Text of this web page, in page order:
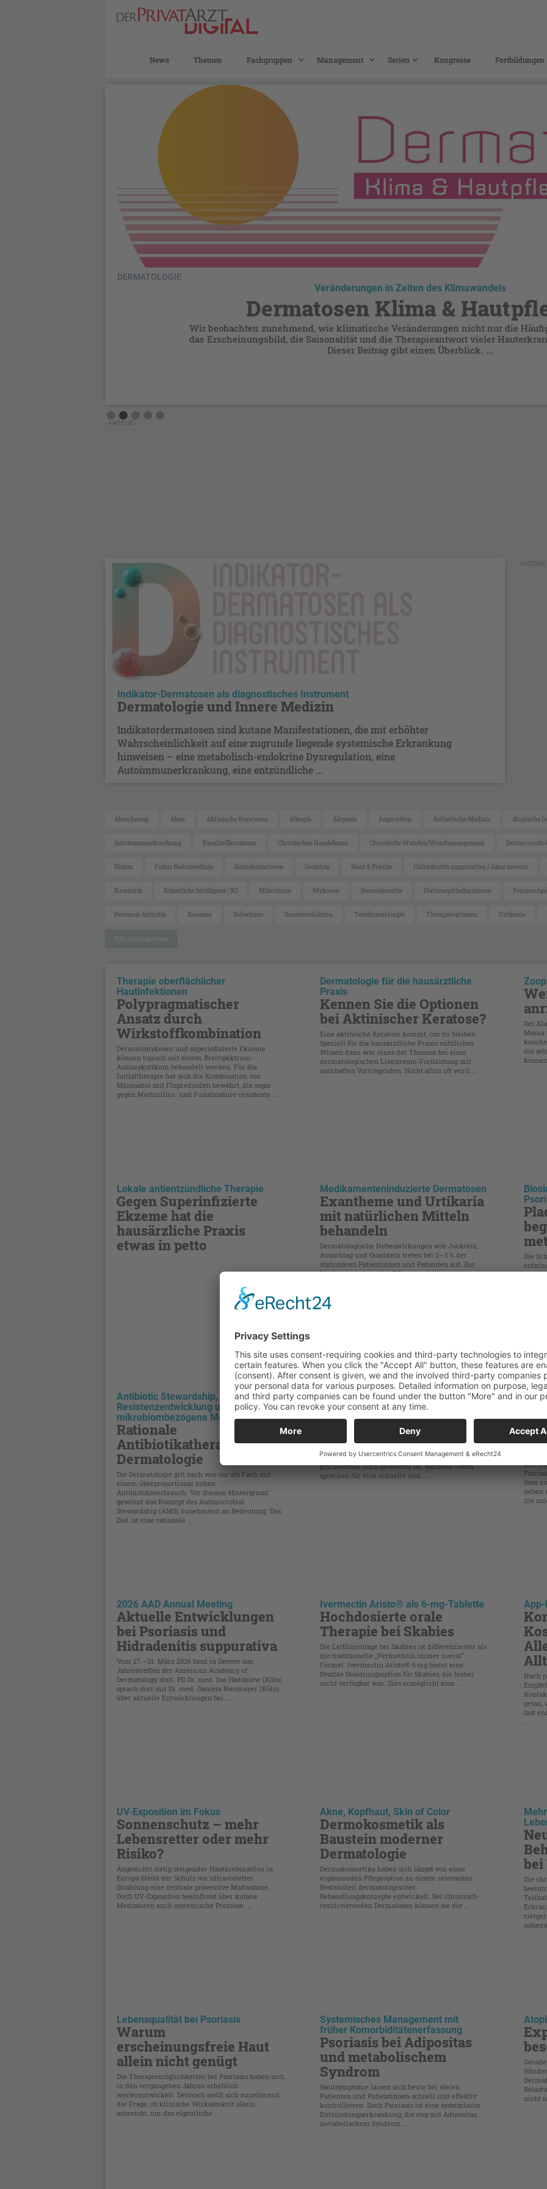
News Themen Fachgruppen Management Serien Kongresse Fortbildungen
DERMATOLOGIE
Veränderungen in Zeiten des Klimawandels
Dermatosen Klima &
Wir beobachten zunehmend, wie klimatische Veränderungen nicht nur die
das Erscheinungsbild, die Saisonalität und die Therapieantwort vieler
Dieser Beitrag gibt einen Überblick. ...
Slide 2 of 5.
- ANZEIGE -
Indikator-Dermatosen als diagnostisches Instrument
Dermatologie und Innere Medizin
Indikatordermatosen sind kutane Manifestationen, die mit erhöhter
Wahrscheinlichkeit auf eine zugrunde liegende systemische Erkrankung
hinweisen – eine metabolisch-endokrine Dysregulation, eine
Autoimmunerkrankung, eine entzündliche ...
- ANZEIGE
Abrechnung Akne Aktinische Keratosen Allergie Alopezie Angioödem Ästhetische Medizin Atopische
Autoimmunerkrankung Basalzellkarzinom Chronisches Handekzem Chronische Wunden/Wundmanagement
Ekzem Fokus Naturmedizin Genodermatosen Geriatrie Haut & Psyche Hidradenitis suppurativa / Akne inversa
Kasuistik Künstliche Intelligenz / KI Mikrobiom Mykosen Neurodermitis Plattenepithelkarzinom
Psoriasis Arthritis Rosazea Schwitzen Sonderredaktion Teledermatologie Therapieoptionen Urtikaria
Therapie oberflächlicher
Hautinfektionen
Polypragmatischer
Ansatz durch
Wirkstoffkombination
Dermatomykosen und superinfizierte Ekzeme
können topisch mit einem Breitspektrum-
Antimykotikum behandelt werden. Für die
Initialtherapie hat sich die Kombination von
Miconazol mit Flupredniden bewährt, die sogar
gegen Methicillin- und Fusidinsäure-resistente ...
Dermatologie für die hausärztliche
Praxis
Kennen Sie die Optionen
bei Aktinischer Keratose?
Eine aktinische Keratose kommt, um zu bleiben.
Speziell für die hausärztliche Praxis nützliches
Wissen dazu war eines der Themen bei einer
dermatologischen Livestream-Fortbildung mit
namhaften Vortragenden. Nicht allzu oft wird ...
Der
Mama
die
Lokale antientzündliche Therapie
Gegen Superinfizierte
Ekzeme hat die
hausärzliche Praxis
etwas in petto
Medikamenteninduzierte Dermatosen
Exantheme und Urtikaria
mit natürlichen Mitteln
behandeln
Dermatologische Nebenwirkungen wie Juckreiz,
Ausschlag und Quaddeln treten bei 2– 5 % der
stationären Patientinnen und Patienten auf. Zur
Linderung haben sich Pflanzenextrakte und
erschließen.
Die
einer
und
Antibiotic Stewardship,
Resistenzentwicklung und
mikrobiombezogene Mechanismen
Rationale
Antibiotikatherapie in der
Dermatologie
Die Dermatologie gilt nach wie vor als Fach mit
einem überproportional hohen
Antibiotikaverbrauch. Vor diesem Hintergrund
gewinnt das Konzept des Antimicrobial
Stewardship (AMS) zunehmend an Bedeutung. Das
Ziel ist eine rationale ...
Atopische Dermatitis
Kopf-Hals-Beteiligung
besonders belastend
Die atopische Dermatitis (AD) mit Kopf-Hals-
Manifestation, weil sie zugleich sichtbar und
psychosozial hoch belastend ist. Aktuelle Daten
sprechen für eine schnelle und ...
Den
dass
neben
die
2026 AAD Annual Meeting
Aktuelle Entwicklungen
bei Psoriasis und
Hidradenitis suppurativa
Vom 27.–31. März 2026 fand in Denver das
Jahrestreffen der American Academy of
Dermatology statt. PD Dr. med. Ina Hadshiew (Köln)
sprach dort mit Dr. med. Daniela Neumayer (Köln)
über aktuelle Entwicklungen bei ...
Ivermectin Aristo® als 6-mg-Tablette
Hochdosierte orale
Therapie bei Skabies
Die Leitlinienlage bei Skabies ist differenzierter als
die traditionelle „Permethrin immer zuerst“-
Formel. Ivermectin Aristo® 6 mg bietet eine
flexible Dosierungsoption für Skabies, die bisher
nicht verfügbar war. Dies ermöglicht eine ...
App-
Nach
getan,
fast
UV-Exposition im Fokus
Sonnenschutz – mehr
Lebensretter oder mehr
Risiko?
Angesichts stetig steigender Hautkrebszahlen in
Europa bleibt der Schutz vor ultravioletter
Strahlung eine zentrale präventive Maßnahme.
Doch UV-Exposition beeinflusst über kutane
Mediatoren auch systemische Prozesse. ...
Akne, Kopfhaut, Skin of Color
Dermokosmetik als
Baustein moderner
Dermatologie
Dermokosmetika haben sich längst von einer
ergänzenden Pflegeoption zu einem relevanten
Bestandteil dermatologischer
Behandlungskonzepte entwickelt. Bei chronisch-
rezidivierenden Dermatosen können sie die ...
Die
Lebensqualität bei Psoriasis
Warum
erscheinungsfreie Haut
allein nicht genügt
Die Therapiemöglichkeiten bei Psoriasis haben sich
in den vergangenen Jahren erheblich
weiterentwickelt. Dennoch stellt sich zunehmend
die Frage, ob klinische Wirksamkeit allein
ausreicht, um das eigentliche ...
Systemisches Management mit
früher Komorbiditätenerfassung
Psoriasis bei Adipositas
und metabolischem
Syndrom
Hautsymptome lassen sich heute bei vielen
Patienten und Patientinnen schnell und effektiv
kontrollieren. Doch Psoriasis ist eine systemische
Entzündungserkrankung, die eng mit Adipositas,
metabolischem Syndrom ...
nicht